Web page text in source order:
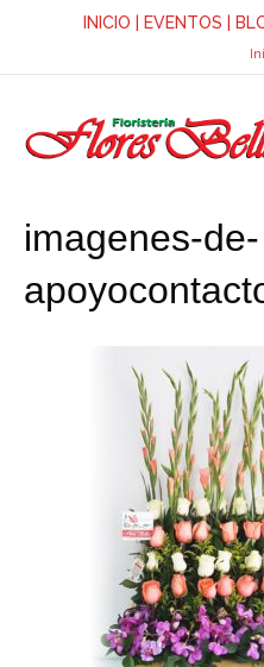
INICIO EVENTOS
imagenes-de-